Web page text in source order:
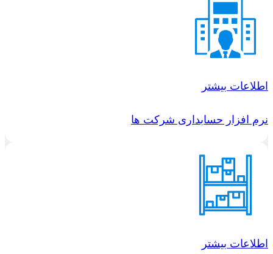
اطلاعات بیشتر
نرم افزار حسابداری شرکت ها
اطلاعات بیشتر